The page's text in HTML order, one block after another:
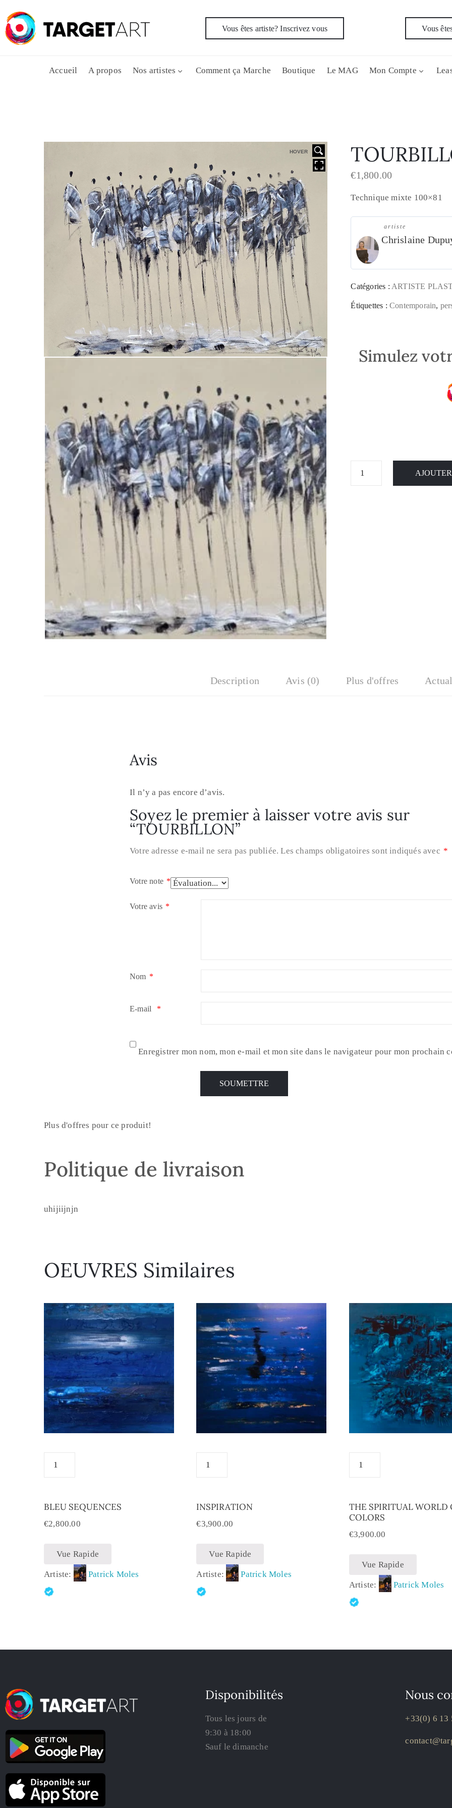
Vous êtes artiste? Inscrivez vous Vous
Accueil A propos Nos artistes Comment ça Marche Boutique Le MAG Mon Compte
HOVER
€1,800.00
Technique mixte 100×81
artiste
Chrislaine
Catégories : ARTISTE
Étiquettes :Contemporain,
Simulez
Description Avis (0) Plus d'offres
Avis
Il n’y a pas encore d’avis.
Soyez le premier à laisser votre avis sur
“TOURBILLON”
Votre adresse e-mail ne sera pas publiée. Les champs obligatoires sont indiqués avec *
Votre note *
Votre avis *
Nom *
E-mail *
Enregistrer mon nom, mon e-mail et mon site dans le navigateur pour mon prochain
Plus d'offres pour ce produit!
Politique de livraison
uhijiijnjn
OEUVRES Similaires
BLEU SEQUENCES
€2,800.00
Vue Rapide
Artiste: Patrick Moles
INSPIRATION
€3,900.00
Vue Rapide
Artiste: Patrick Moles
THE SPIRITUAL WORLD
COLORS
€3,900.00
Vue Rapide
Artiste: Patrick Moles
Disponibilités
Tous les jours de
9:30 à 18:00
Sauf le dimanche
Nous
+33(0) 6 13